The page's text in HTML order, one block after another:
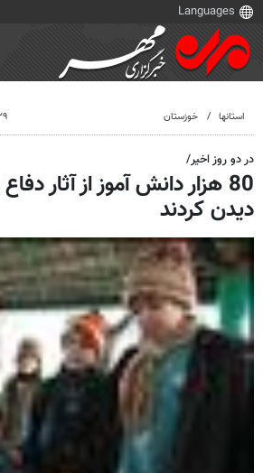
استانها خوزستان ۲۹ اسفند
در دو روز اخیر/
80 هزار دانش آموز از آثار
دیدن کردند